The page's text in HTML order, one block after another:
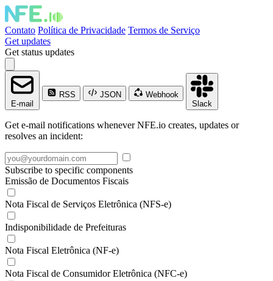
Contato Política de Privacidade Termos de Serviço
Get updates
Get status updates
E-mail
RSS JSON
Webhook
Slack
Get e-mail notifications whenever NFE.io creates, updates or
resolves an incident:
Subscribe to specific components
Emissão de Documentos Fiscais
Nota Fiscal de Serviços Eletrônica (NFS-e)
Indisponibilidade de Prefeituras
Nota Fiscal Eletrônica (NF-e)
Nota Fiscal de Consumidor Eletrônica (NFC-e)